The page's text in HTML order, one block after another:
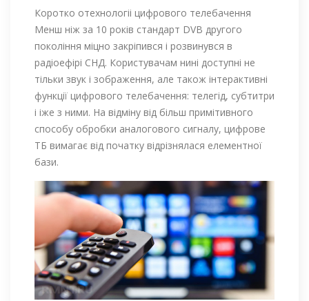
Коротко отехнологіі цифрового телебачення
Менш ніж за 10 років стандарт DVB другого
покоління міцно закріпився і розвинувся в
радіоефірі СНД. Користувачам нині доступні не
тільки звук і зображення, але також інтерактивні
функції цифрового телебачення: телегід, субтитри
і іже з ними. На відміну від більш примітивного
способу обробки аналогового сигналу, цифрове
ТБ вимагає від початку відрізнялася елементної
бази.